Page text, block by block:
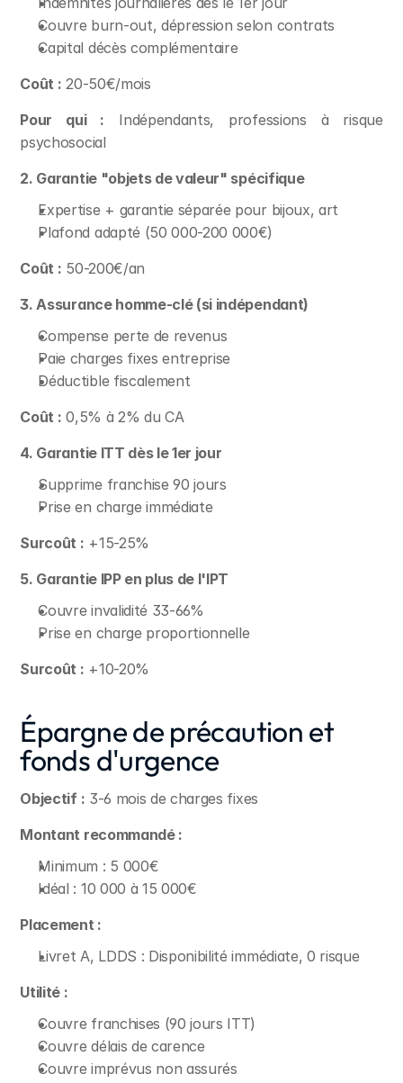
Couvre burn-out, dépression selon contrats
Capital décès complémentaire
Coût : 20-50€/mois
Pour qui : Indépendants, professions à risque
psychosocial
2. Garantie "objets de valeur" spécifique
Expertise + garantie séparée pour bijoux, art
Plafond adapté (50 000-200 000€)
Coût : 50-200€/an
3. Assurance homme-clé (si indépendant)
Compense perte de revenus
Paie charges fixes entreprise
Déductible fiscalement
Coût : 0,5% à 2% du CA
4. Garantie ITT dès le 1er jour
Supprime franchise 90 jours
Prise en charge immédiate
Surcoût : +15-25%
5. Garantie IPP en plus de l'IPT
Couvre invalidité 33-66%
Prise en charge proportionnelle
Surcoût : +10-20%
Épargne de précaution et
fonds d'urgence
Objectif : 3-6 mois de charges fixes
Montant recommandé :
Minimum : 5 000€
Idéal : 10 000 à 15 000€
Placement :
Livret A, LDDS : Disponibilité immédiate, 0 risque
Utilité :
Couvre franchises (90 jours ITT)
Couvre délais de carence
Couvre imprévus non assurés